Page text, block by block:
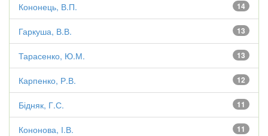
14
Кононець, В.П.
13
Гаркуша, В.В.
13
Тарасенко, Ю.М.
12
Карпенко, Р.В.
11
Бідняк, Г.С.
11
Кононова, І.В.